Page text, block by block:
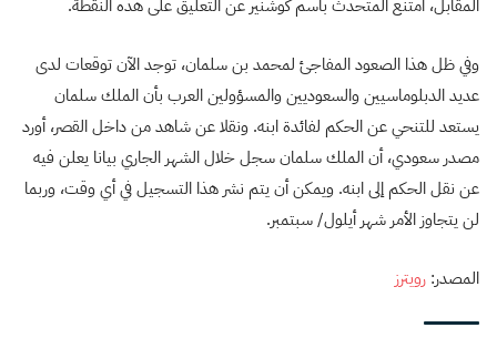
المقابل، امتنع المتحدث باسم كوشنير عن التعليق على هذه النقطة.
وفي ظل هذا الصعود المفاجئ لمحمد بن سلمان، توجد الآن توقعات لدى
عديد الدبلوماسيين والسعوديين والمسؤولين العرب بأن الملك سلمان
يستعد للتنحي عن الحكم لفائدة ابنه. ونقلا عن شاهد من داخل القصر، أورد
مصدر سعودي، أن الملك سلمان سجل خلال الشهر الجاري بيانا يعلن فيه
عن نقل الحكم إلى ابنه. ويمكن أن يتم نشر هذا التسجيل في أي وقت، وربما
لن يتجاوز الأمر شهر أيلول/ سبتمبر.
المصدر: رويترز